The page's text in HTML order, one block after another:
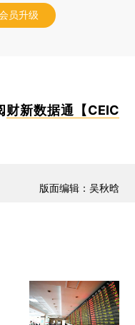
员升级
财新数据通【CEIC
版面编辑：吴秋晗